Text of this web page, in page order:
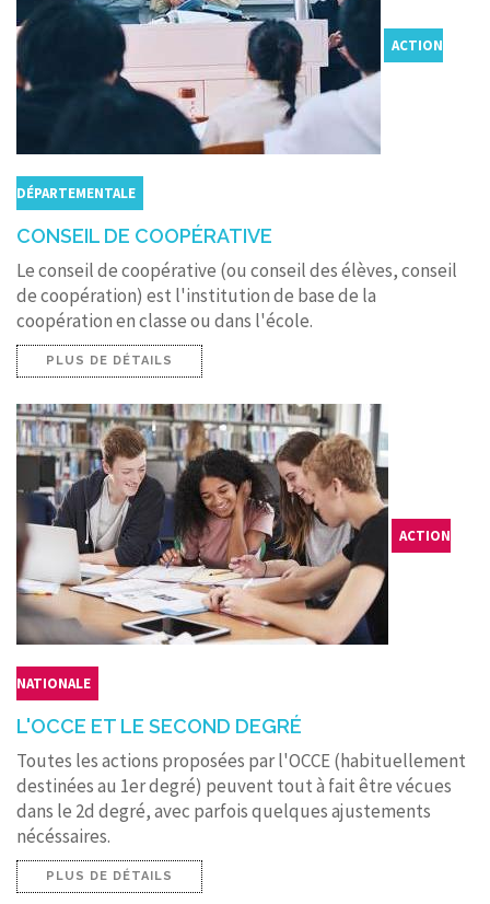
ACTION
DÉPARTEMENTALE
CONSEIL DE COOPÉRATIVE
Le conseil de coopérative (ou conseil des élèves, conseil
de coopération) est l'institution de base de la
coopération en classe ou dans l'école.
PLUS DE DÉTAILS
ACTION
NATIONALE
L'OCCE ET LE SECOND DEGRÉ
Toutes les actions proposées par l'OCCE (habituellement
destinées au 1er degré) peuvent tout à fait être vécues
dans le 2d degré, avec parfois quelques ajustements
nécéssaires.
PLUS DE DÉTAILS